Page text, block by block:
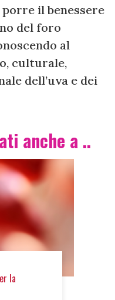
il benessere
del foro
al
culturale,
dell’uva e dei
anche a ..
la